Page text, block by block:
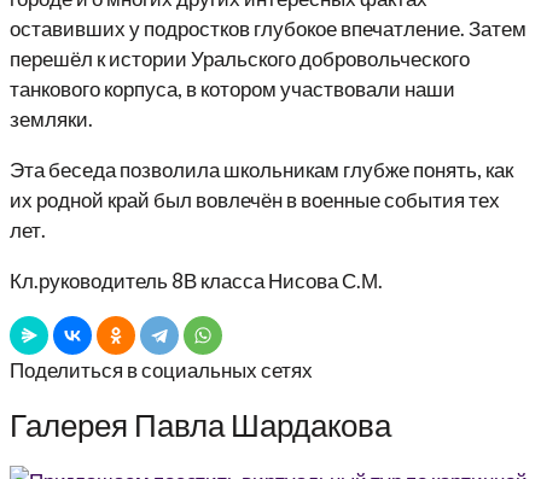
оставивших у подростков глубокое впечатление. Затем
перешёл к истории Уральского добровольческого
танкового корпуса, в котором участвовали наши
земляки.
Эта беседа позволила школьникам глубже понять, как
их родной край был вовлечён в военные события тех
лет.
Кл.руководитель 8В класса Нисова С.М.
Поделиться в социальных сетях
Галерея Павла Шардакова